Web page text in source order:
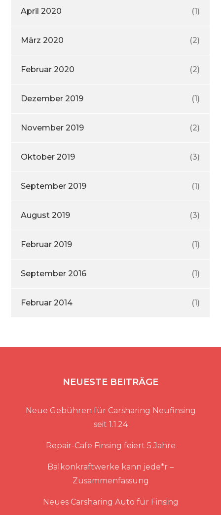
April 2020 (1)
März 2020 (2)
Februar 2020 (2)
Dezember 2019 (1)
November 2019 (2)
Oktober 2019 (3)
September 2019 (1)
August 2019 (3)
Februar 2019 (1)
September 2016 (1)
Februar 2014 (1)
NEUESTE BEITRÄGE
Neue Gebühren für Carsharing Neufinsing
seit 1.1.24
Repair-Cafe Finsing feiert 5 Jahre
Balkonkraftwerke kann jede*r –
Zusammenfassung
Neues Carsharing Auto für Finsing